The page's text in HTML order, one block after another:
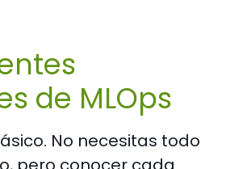
de MLOps
No necesitas todo